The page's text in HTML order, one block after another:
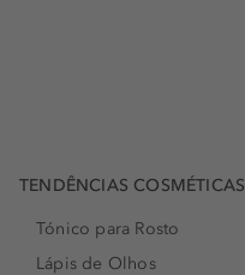
TENDÊNCIAS COSMÉTICAS
Tónico para Rosto
Lápis de Olhos